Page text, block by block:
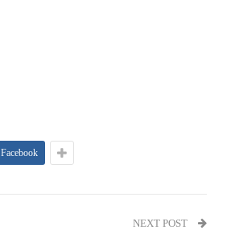
Facebook
NEXT POST